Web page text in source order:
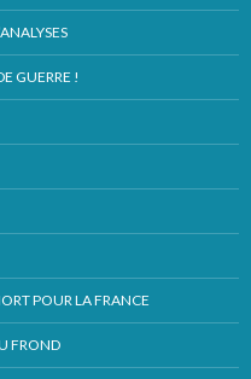
GUERRE !
POUR LA FRANCE
FROND